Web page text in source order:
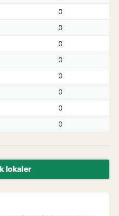
0
0
0
0
0
0
0
0
lokaler